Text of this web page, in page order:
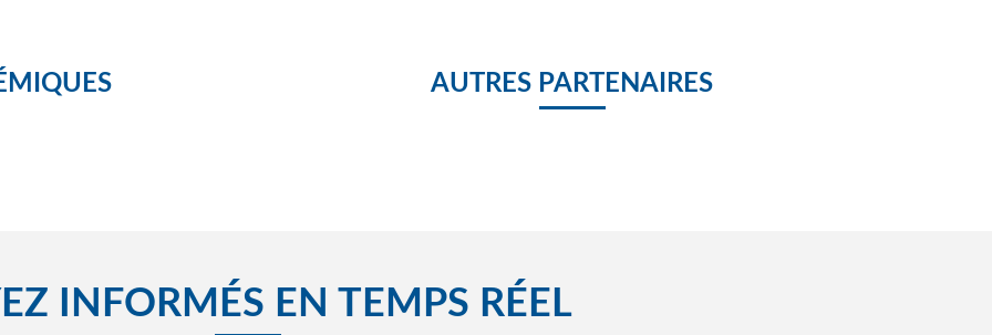
MAgoé Education presentation semaine du numérique 2018
AUTRES PARTENAIRES
INFORMÉS EN TEMPS RÉEL